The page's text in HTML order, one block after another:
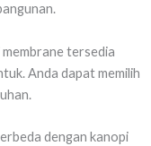
tersedia
Anda dapat memilih
dengan kanopi